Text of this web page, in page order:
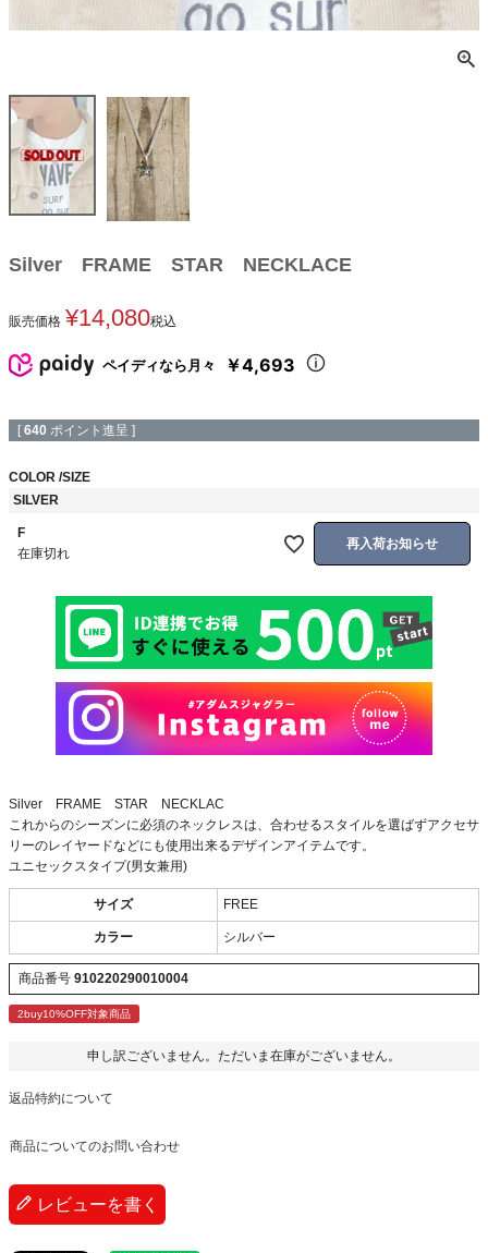
Silver FRAME STAR NECKLACE
販売価格 ¥14,080税込
ペイディなら月々 ￥4,693
[ 640 ポイント進呈 ]
COLOR SIZE
SILVER
F
在庫切れ
再入荷お知らせ
Silver FRAME STAR NECKLAC
これからのシーズンに必須のネックレスは、合わせるスタイルを選ばずアクセサ
リーのレイヤードなどにも使用出来るデザインアイテムです。
ユニセックスタイプ(男女兼用)
サイズ FREE
カラー シルバー
商品番号 910220290010004
2buy10%OFF対象商品
申し訳ございません。ただいま在庫がございません。
返品特約について
商品についてのお問い合わせ
レビューを書く